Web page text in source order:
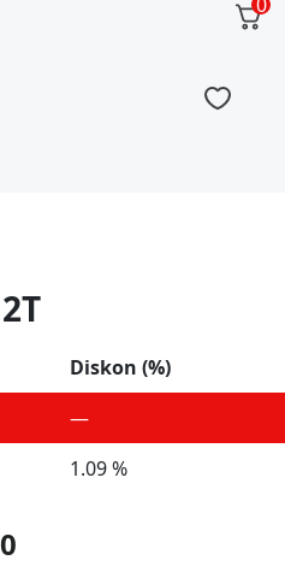
Diskon (%)
—
1.09 %